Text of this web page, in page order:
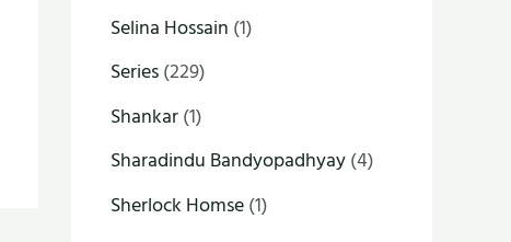
Selina Hossain (1)
Series(229)
Shankar(1)
Sharadindu Bandyopadhyay(4)
Sherlock Homse(1)